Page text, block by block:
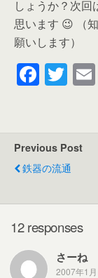
しょうか？次回
思います 😉 （
願いします）
F
a
e
b
o
k
T
wi
er
Previous Post
鉄器の流通
12 responses
さーね
2007年1